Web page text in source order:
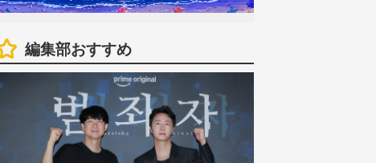
編集部おすすめ